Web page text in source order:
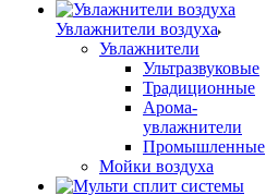
Увлажнители воздуха
Увлажнители
Ультразвуковые
Традиционные
Арома-
увлажнители
Промышленные
Мойки воздуха